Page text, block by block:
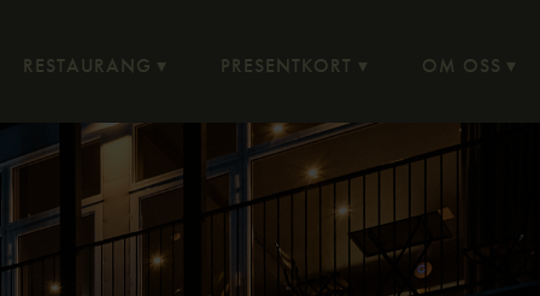
RESTAURANG PRESENTKORT OM OSS